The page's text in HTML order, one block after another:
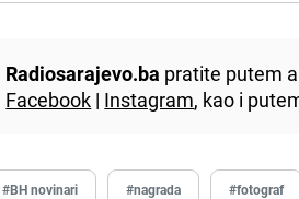
Radiosarajevo.ba pratite putem
Facebook | Instagram, kao i
#BH novinari #nagrada #fotograf